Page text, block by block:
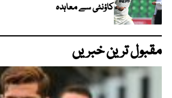
کاؤنٹی سے معاہدہ
مقبول ترین خبریں